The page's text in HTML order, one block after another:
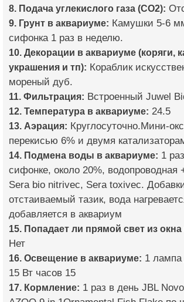
8. Подача углекислого газа (CO2):
9. Грунт в аквариуме: Камушки 5-6
сифонка 1 раз в неделю.
10. Декорации в аквариуме (коряги,
украшения и тп): Кораблик
мореный дуб.
11. Фильтрация: Встроенный Juwel
12. Температура в аквариуме: 24.5
13. Аэрация: Круглосуточно.Мини-
перекисью 6% и двумя
14. Подмена воды в аквариуме: 1
сифонке, около 20%, водопроводная
Sera bio nitrivec, Sera toxivec.
отстаиваемый тазик, вода
добавляется в аквариум
15. Попадает ли прямой свет из
Нет
16. Освещение в аквариуме: 1 лампа
15 Вт часов 15
17. Кормление: 1 раз в день JBL